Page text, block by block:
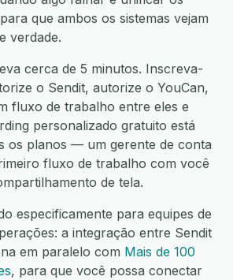
que ambos os sistemas vejam
verdade.
cerca de 5 minutos. Inscreva-
o Sendit, autorize o YouCan,
fluxo de trabalho entre eles e
personalizado gratuito está
os planos — um gerente de conta
fluxo de trabalho com você
de tela.
especificamente para equipes de
a integração entre Sendit
em paralelo com Mais de 100
, para que você possa conectar